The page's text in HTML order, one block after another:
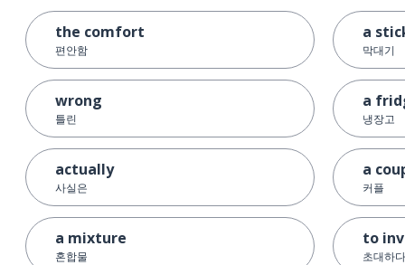
the comfort
편안함
wrong
틀린
actually
사실은
a mixture
혼합물
a
막대기
a
냉장고
a
커플
to
초대하다